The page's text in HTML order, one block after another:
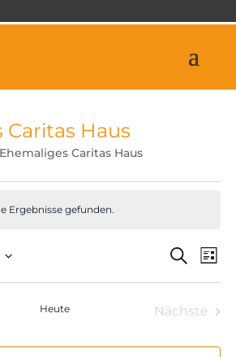
Caritas Haus
Ehemaliges Caritas Haus
Ergebnisse gefunden.
Suche
Liste
Heute
Nächste